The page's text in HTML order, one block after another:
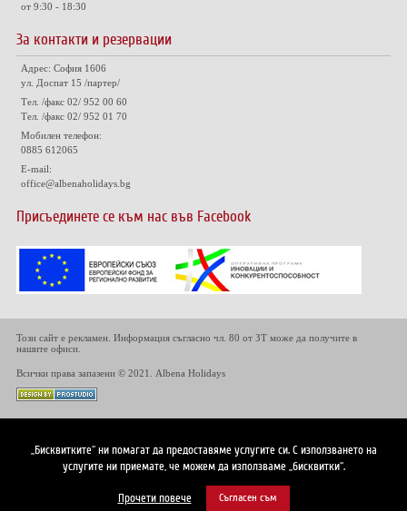
от 9:30 - 18:30
За контакти и резервации
Адрес: София 1606
ул. Доспат 15 /партер/
Тел. /факс 02/ 952 00 60
Тел. /факс 02/ 952 01 70
Мобилен телефон:
0885 612065
E-mail:
office@albenaholidays.bg
Присъединете се към нас във Facebook
Този сайт е рекламен. Информация съгласно чл. 80 от ЗТ може да получите в
нашите офиси.
Всички права запазени © 2021. Albena Holidays
„Бисквитките“ ни помагат да предоставяме услугите си. С използването на
услугите ни приемате, че можем да използваме „бисквитки“.
Прочети повече Съгласен съм